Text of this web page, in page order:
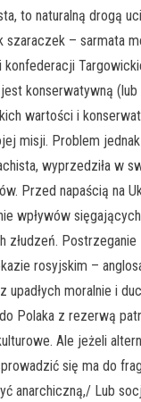
to naturalną drogą
szaraczek – sarmata
konserwatywną
wartości i
misji. Problem
wyprzedziła w
Przed napaścią na
wpływów
złudzeń. Postrzeganie
rosyjskim –
upadłych moralnie i
Polaka z rezerwą
Ale jeżeli
się ma do
anarchiczną,/ Lub